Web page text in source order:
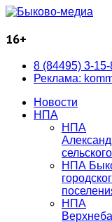
16+
8 (84495) 3-
Реклама:
Новости
НПА
НПА
НПА
НПА